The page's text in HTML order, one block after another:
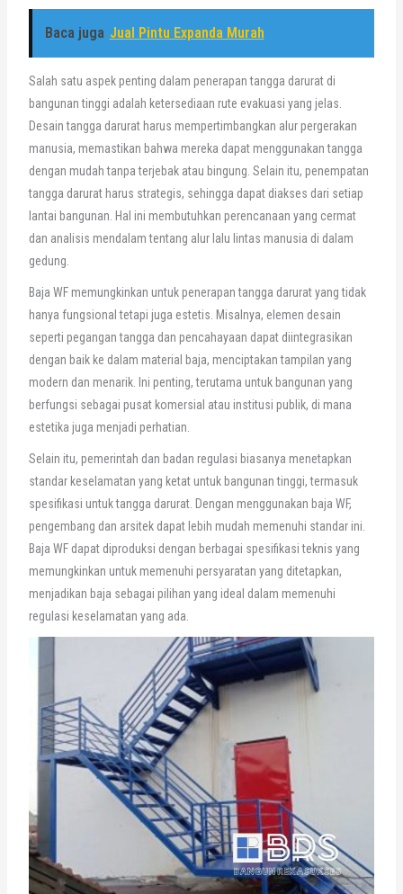
Baca juga Jual Pintu Expanda Murah
Salah satu aspek penting dalam penerapan tangga darurat di
bangunan tinggi adalah ketersediaan rute evakuasi yang jelas.
Desain tangga darurat harus mempertimbangkan alur pergerakan
manusia, memastikan bahwa mereka dapat menggunakan tangga
dengan mudah tanpa terjebak atau bingung. Selain itu, penempatan
tangga darurat harus strategis, sehingga dapat diakses dari setiap
lantai bangunan. Hal ini membutuhkan perencanaan yang cermat
dan analisis mendalam tentang alur lalu lintas manusia di dalam
gedung.
Baja WF memungkinkan untuk penerapan tangga darurat yang tidak
hanya fungsional tetapi juga estetis. Misalnya, elemen desain
seperti pegangan tangga dan pencahayaan dapat diintegrasikan
dengan baik ke dalam material baja, menciptakan tampilan yang
modern dan menarik. Ini penting, terutama untuk bangunan yang
berfungsi sebagai pusat komersial atau institusi publik, di mana
estetika juga menjadi perhatian.
Selain itu, pemerintah dan badan regulasi biasanya menetapkan
standar keselamatan yang ketat untuk bangunan tinggi, termasuk
spesifikasi untuk tangga darurat. Dengan menggunakan baja WF,
pengembang dan arsitek dapat lebih mudah memenuhi standar ini.
Baja WF dapat diproduksi dengan berbagai spesifikasi teknis yang
memungkinkan untuk memenuhi persyaratan yang ditetapkan,
menjadikan baja sebagai pilihan yang ideal dalam memenuhi
regulasi keselamatan yang ada.